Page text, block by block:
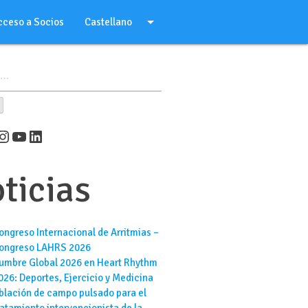
a Socios Castellano arrow_drop_down
YouTube
LinkedIn
Internacional de Arritmias –
LAHRS 2026
Global 2026 en Heart Rhythm
Deportes, Ejercicio y Medicina
de campo pulsado para el